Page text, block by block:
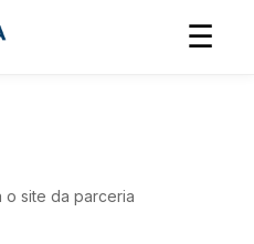
☰
site da parceria